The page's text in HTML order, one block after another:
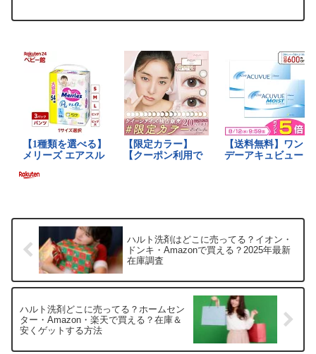
ハルト洗剤はどこに売ってる？イオン・
ドンキ・Amazonで買える？2025年最新
在庫調査
ハルト洗剤どこに売ってる？ホームセン
ター・Amazon・楽天で買える？在庫＆
安くゲットする方法